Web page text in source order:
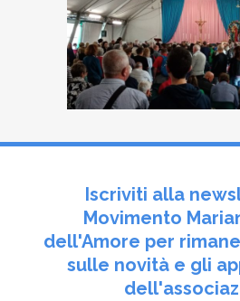
Iscriviti alla
Movimento
dell'Amore per
sulle novità e gli